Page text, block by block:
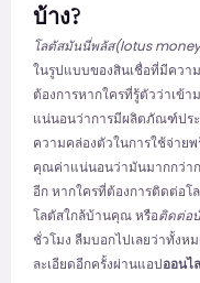
บ้าง?
โลตัสมันนี่พลัส(lotus
ในรูปแบบของสินเชื่อที่มีควา
ต้องการหากใครที่รู้ตัวว่าเข้
แน่นอนว่าการมีผลิตภัณฑ์ปร
ความคล่องตัวในการใช้จ่า
คุณค่าแน่นอนว่ามันมากกว่าก
อีก หากใครที่ต้องการติดต่อโ
โลตัสใกล้บ้านคุณ หรือติดต่อ
ชั่วโมง ลืมบอกไปเลยว่าทั้งห
ละเอียดอีกครั้งผ่านแอปออนไ